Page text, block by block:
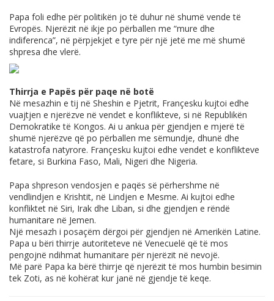
Papa foli edhe për politikën jo të duhur në shumë vende të
Evropës. Njerëzit në ikje po përballen me “mure dhe
indiferenca”, në përpjekjet e tyre për një jetë me më shumë
shpresa dhe vlerë.
Thirrja e Papës për paqe në botë
Në mesazhin e tij në Sheshin e Pjetrit, Françesku kujtoi edhe
vuajtjen e njerëzve në vendet e konflikteve, si në Republikën
Demokratike të Kongos. Ai u ankua për gjendjen e mjerë të
shumë njerëzve që po përballen me sëmundje, dhunë dhe
katastrofa natyrore. Françesku kujtoi edhe vendet e konflikteve
fetare, si Burkina Faso, Mali, Nigeri dhe Nigeria.
Papa shpreson vendosjen e paqës së përhershme në
vendlindjen e Krishtit, në Lindjen e Mesme. Ai kujtoi edhe
konfliktet në Siri, Irak dhe Liban, si dhe gjendjen e rëndë
humanitare në Jemen.
Një mesazh i posaçëm dërgoi për gjendjen në Amerikën Latine.
Papa u bëri thirrje autoriteteve në Venecuelë që të mos
pengojnë ndihmat humanitare për njerëzit në nevojë.
Më parë Papa ka bërë thirrje që njerëzit të mos humbin besimin
tek Zoti, as në kohërat kur janë në gjendje të keqe.